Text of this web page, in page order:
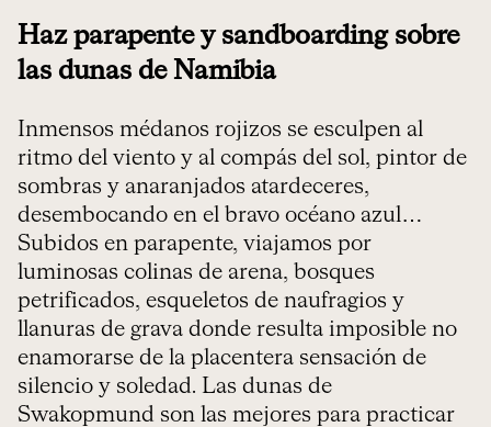
Haz parapente y sandboarding sobre
las dunas de Namibia
Inmensos médanos rojizos se esculpen al
ritmo del viento y al compás del sol, pintor de
sombras y anaranjados atardeceres,
desembocando en el bravo océano azul…
Subidos en parapente, viajamos por
luminosas colinas de arena, bosques
petrificados, esqueletos de naufragios y
llanuras de grava donde resulta imposible no
enamorarse de la placentera sensación de
silencio y soledad. Las dunas de
Swakopmund son las mejores para practicar